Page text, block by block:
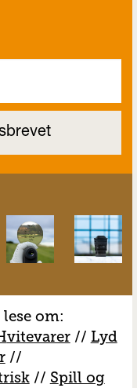
om:
vitevarer// Lyd
//
// Spill og